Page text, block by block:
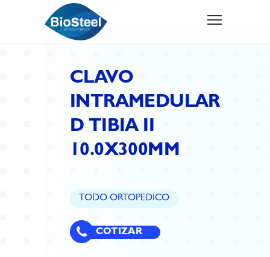
CLAVO
INTRAMEDULAR
D TIBIA II
10.0X300MM
TODO ORTOPEDICO
COTIZAR